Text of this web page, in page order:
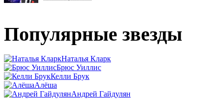
Популярные звезды
Наталья Кларк
Брюс Уиллис
Келли Брук
Алёша
Андрей Гайдулян